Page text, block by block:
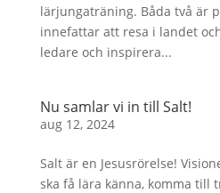
lärjungaträning. Båda två är
innefattar att resa i landet
ledare och inspirera...
Nu samlar vi in till Salt!
aug 12, 2024
Salt är en Jesusrörelse!
ska få lära känna, komma till